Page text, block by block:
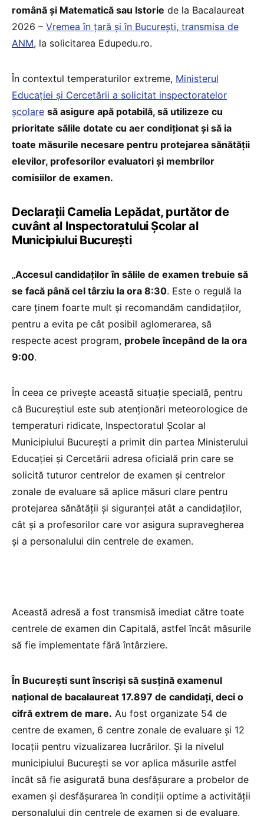
română și Matematică sau Istorie de la Bacalaureat
2026 – Vremea în țară și în București, transmisa de
ANM, la solicitarea Edupedu.ro.
În contextul temperaturilor extreme, Ministerul
Educației și Cercetării a solicitat inspectoratelor
școlare să asigure apă potabilă, să utilizeze cu
prioritate sălile dotate cu aer condiționat și să ia
toate măsurile necesare pentru protejarea sănătății
elevilor, profesorilor evaluatori și membrilor
comisiilor de examen.
Declarații Camelia Lepădat, purtător de
cuvânt al Inspectoratului Școlar al
Municipiului București
„Accesul candidaților în sălile de examen trebuie să
se facă până cel târziu la ora 8:30. Este o regulă la
care ținem foarte mult și recomandăm candidaților,
pentru a evita pe cât posibil aglomerarea, să
respecte acest program, probele începând de la ora
9:00.
În ceea ce privește această situație specială, pentru
că Bucureștiul este sub atenționări meteorologice de
temperaturi ridicate, Inspectoratul Școlar al
Municipiului București a primit din partea Ministerului
Educației și Cercetării adresa oficială prin care se
solicită tuturor centrelor de examen și centrelor
zonale de evaluare să aplice măsuri clare pentru
protejarea sănătății și siguranței atât a candidaților,
cât și a profesorilor care vor asigura supravegherea
și a personalului din centrele de examen.
Această adresă a fost transmisă imediat către toate
centrele de examen din Capitală, astfel încât măsurile
să fie implementate fără întârziere.
În București sunt înscriși să susțină examenul
național de bacalaureat 17.897 de candidați, deci o
cifră extrem de mare. Au fost organizate 54 de
centre de examen, 6 centre zonale de evaluare și 12
locații pentru vizualizarea lucrărilor. Și la nivelul
municipiului București se vor aplica măsurile astfel
încât să fie asigurată buna desfășurare a probelor de
examen și desfășurarea în condiții optime a activității
personalului din centrele de examen și de evaluare.